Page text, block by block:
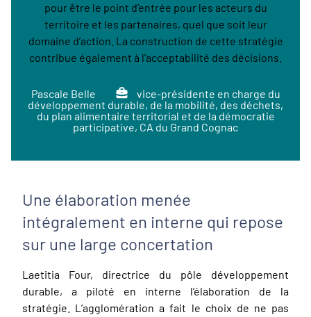
pour être le point d’entrée pour les acteurs du
territoire et les partenaires, quel que soit leur
domaine d’action. La construction de cette stratégie
contribue également à l’acceptabilité des décisions.
Pascale Belle
vice-présidente en charge du
développement durable, de la mobilité, des déchets,
du plan alimentaire territorial et de la démocratie
participative, CA du Grand Cognac
Une élaboration menée
intégralement en interne qui repose
sur une large concertation
Laetitia Four, directrice du pôle développement
durable, a piloté en interne l’élaboration de la
stratégie. L’agglomération a fait le choix de ne pas